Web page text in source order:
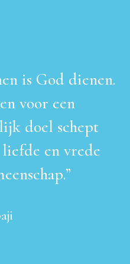
is God dienen.
voor een
doel schept
en vrede
”